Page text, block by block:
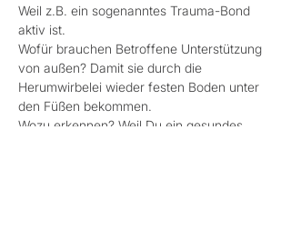
Weil z.B. ein sogenanntes Trauma-Bond
aktiv ist.
Wofür brauchen Betroffene Unterstützung
von außen? Damit sie durch die
Herumwirbelei wieder festen Boden unter
den Füßen bekommen.
Wozu erkennen? Weil Du ein gesundes